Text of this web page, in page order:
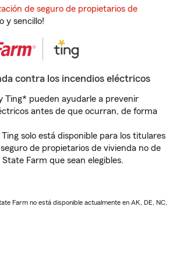
de seguro de propietarios de
y sencillo!
contra los incendios eléctricos
Ting* pueden ayudarle a prevenir
antes de que ocurran, de forma
solo está disponible para los titulares
de propietarios de vivienda no de
Farm que sean elegibles.
Farm no está disponible actualmente en AK, DE, NC,